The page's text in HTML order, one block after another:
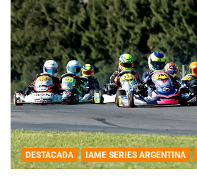
DESTACADA IAME SERIES ARGENTINA